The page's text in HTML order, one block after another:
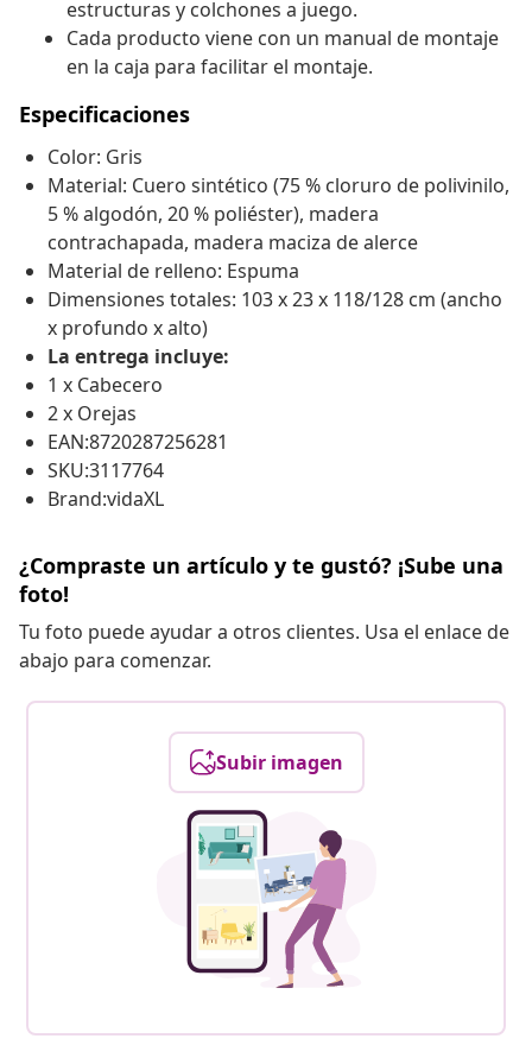
estructuras y colchones a juego.
Cada producto viene con un manual de montaje
en la caja para facilitar el montaje.
Especificaciones
Color: Gris
Material: Cuero sintético (75 % cloruro de polivinilo,
5 % algodón, 20 % poliéster), madera
contrachapada, madera maciza de alerce
Material de relleno: Espuma
Dimensiones totales: 103 x 23 x 118/128 cm (ancho
x profundo x alto)
La entrega incluye:
1 x Cabecero
2 x Orejas
EAN:8720287256281
SKU:3117764
Brand:vidaXL
¿Compraste un artículo y te gustó? ¡Sube una
foto!
Tu foto puede ayudar a otros clientes. Usa el enlace de
abajo para comenzar.
Subir imagen